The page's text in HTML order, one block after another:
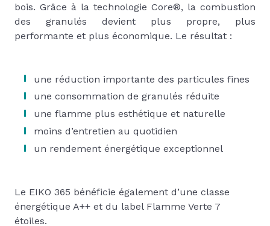
bois. Grâce à la technologie Core®, la combustion
des granulés devient plus propre, plus
performante et plus économique. Le résultat :
une réduction importante des particules fines
une consommation de granulés réduite
une flamme plus esthétique et naturelle
moins d’entretien au quotidien
un rendement énergétique exceptionnel
Le EIKO 365 bénéficie également d’une classe
énergétique A++ et du label Flamme Verte 7
étoiles.